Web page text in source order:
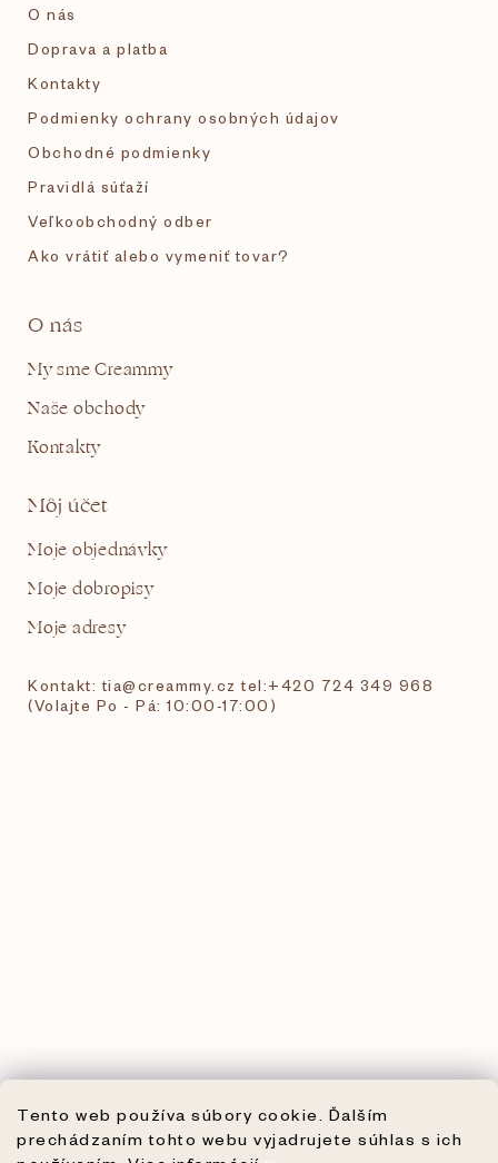
Tento web používa súbory cookie. Ďalším
prechádzaním tohto webu vyjadrujete súhlas s ich
O nás
Doprava a platba
Kontakty
Podmienky ochrany osobných údajov
Obchodné podmienky
Pravidlá súťaží
Veľkoobchodný odber
Ako vrátiť alebo vymeniť tovar?
O nás
My sme Creammy
Naše obchody
Kontakty
Môj účet
Moje objednávky
Moje dobropisy
Moje adresy
Kontakt: tia@creammy.cz tel:+420 724 349 968
(Volajte Po - Pá: 10:00-17:00)